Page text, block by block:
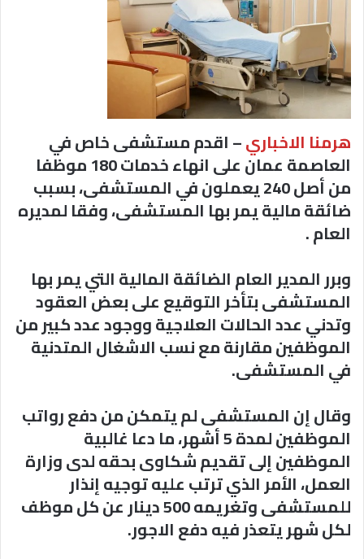
هرمنا الاخباري– اقدم مستشفى خاص في
العاصمة عمان على انهاء خدمات 180 موظفا
من أصل 240 يعملون في المستشفى، بسبب
ضائقة مالية يمر بها المستشفى، وفقا لمديره
العام .
وبرر المدير العام الضائقة المالية التي يمر بها
المستشفى بتأخر التوقيع على بعض العقود
وتدني عدد الحالات العلاجية ووجود عدد كبير من
الموظفين مقارنة مع نسب الاشغال المتدنية
في المستشفى.
وقال إن المستشفى لم يتمكن من دفع رواتب
الموظفين لمدة 5 أشهر، ما دعا غالبية
الموظفين إلى تقديم شكاوى بحقه لدى وزارة
العمل، الأمر الذي ترتب عليه توجيه إنذار
للمستشفى وتغريمه 500 دينار عن كل موظف
لكل شهر يتعذر فيه دفع الاجور.